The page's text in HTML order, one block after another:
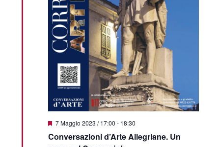
Featured
7 Maggio 2023 / 17:00 - 18:30
Conversazioni d’Arte Allegriane. Un